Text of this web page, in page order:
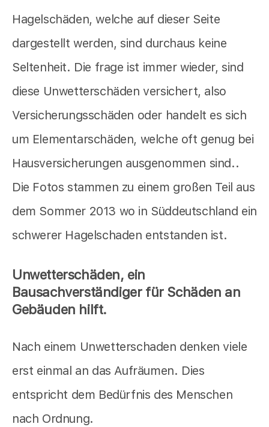
Hagelschäden, welche auf dieser Seite
dargestellt werden, sind durchaus keine
Seltenheit. Die frage ist immer wieder, sind
diese Unwetterschäden versichert, also
Versicherungsschäden oder handelt es sich
um Elementarschäden, welche oft genug bei
Hausversicherungen ausgenommen sind..
Die Fotos stammen zu einem großen Teil aus
dem Sommer 2013 wo in Süddeutschland ein
schwerer Hagelschaden entstanden ist.
Unwetterschäden, ein
Bausachverständiger für Schäden an
Gebäuden hilft.
Nach einem Unwetterschaden denken viele
erst einmal an das Aufräumen. Dies
entspricht dem Bedürfnis des Menschen
nach Ordnung.